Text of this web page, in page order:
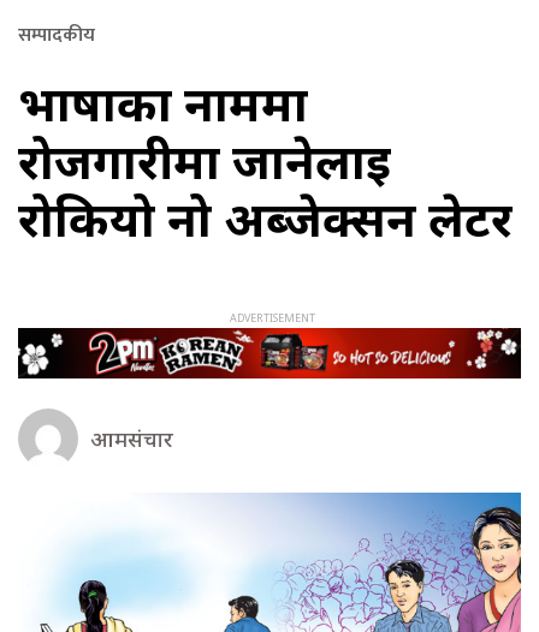
सम्पादकीय
भाषाका नाममा
रोजगारीमा जानेलाई
रोकियो नो अब्जेक्सन लेटर
आमसंचार